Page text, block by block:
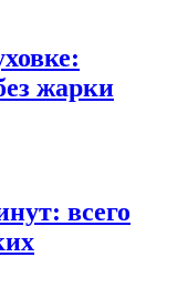
жарки
всего